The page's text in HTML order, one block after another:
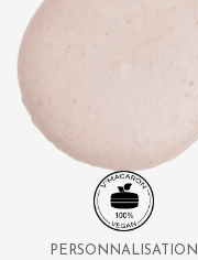
PERSONNALISATION